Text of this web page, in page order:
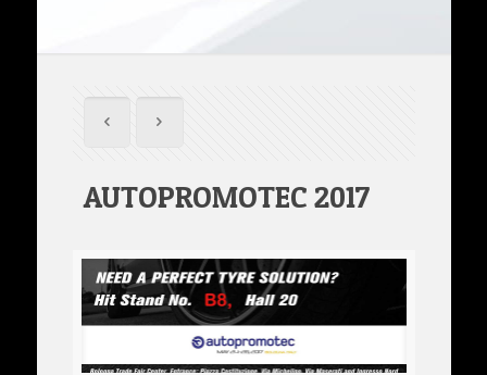
AUTOPROMOTEC 2017